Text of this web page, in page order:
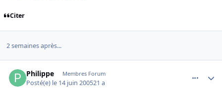
Citer
2 semaines après...
Philippe Membres Forum
Posté(e) le 14 juin 200521 a